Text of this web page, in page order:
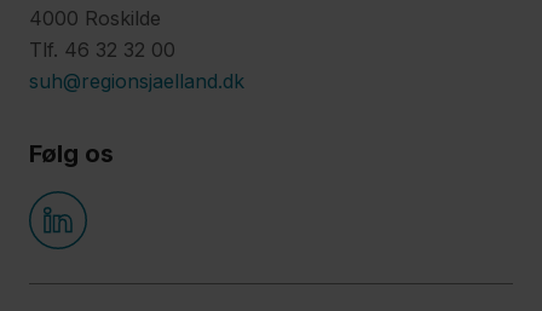
4000 Roskilde
Tlf. 46 32 32 00
suh@regionsjaelland.dk
Følg os